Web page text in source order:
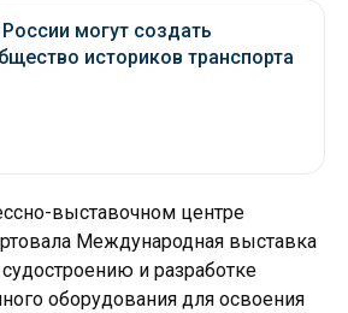
России могут создать
историков транспорта
выставочном центре
Международная выставка
и разработке
оборудования для освоения